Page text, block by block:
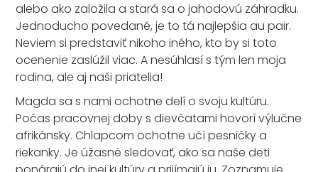
alebo ako založila a stará sa o jahodovú záhradku.
Jednoducho povedané, je to tá najlepšia au pair.
Neviem si predstaviť nikoho iného, kto by si toto
ocenenie zaslúžil viac. A nesúhlasí s tým len moja
rodina, ale aj naši priatelia!
Magda sa s nami ochotne delí o svoju kultúru.
Počas pracovnej doby s dievčatami hovorí výlučne
afrikánsky. Chlapcom ochotne učí pesničky a
riekanky. Je úžasné sledovať, ako sa naše deti